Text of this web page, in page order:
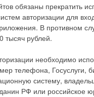
обязаны прекратить
авторизации для
В противном
тысяч рублей.
необходимо
телефона, Госуслуги,
систему,
РФ или российское